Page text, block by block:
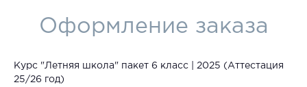
Оформление заказа
Курс "Летняя школа" пакет 6 класс | 2025 (Аттестация
25/26 год)